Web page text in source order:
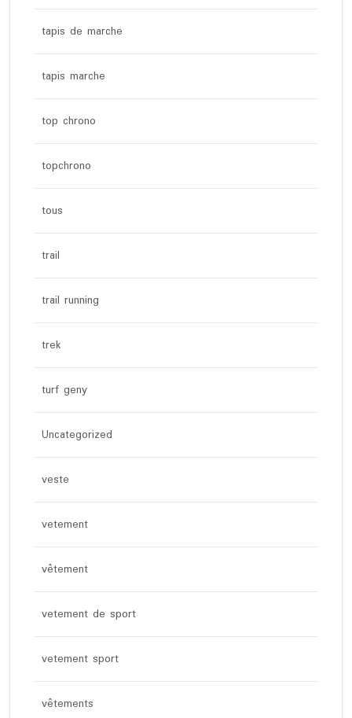
tapis de marche
tapis marche
top chrono
topchrono
tous
trail
trail running
trek
turf geny
Uncategorized
veste
vetement
vêtement
vetement de sport
vetement sport
vêtements